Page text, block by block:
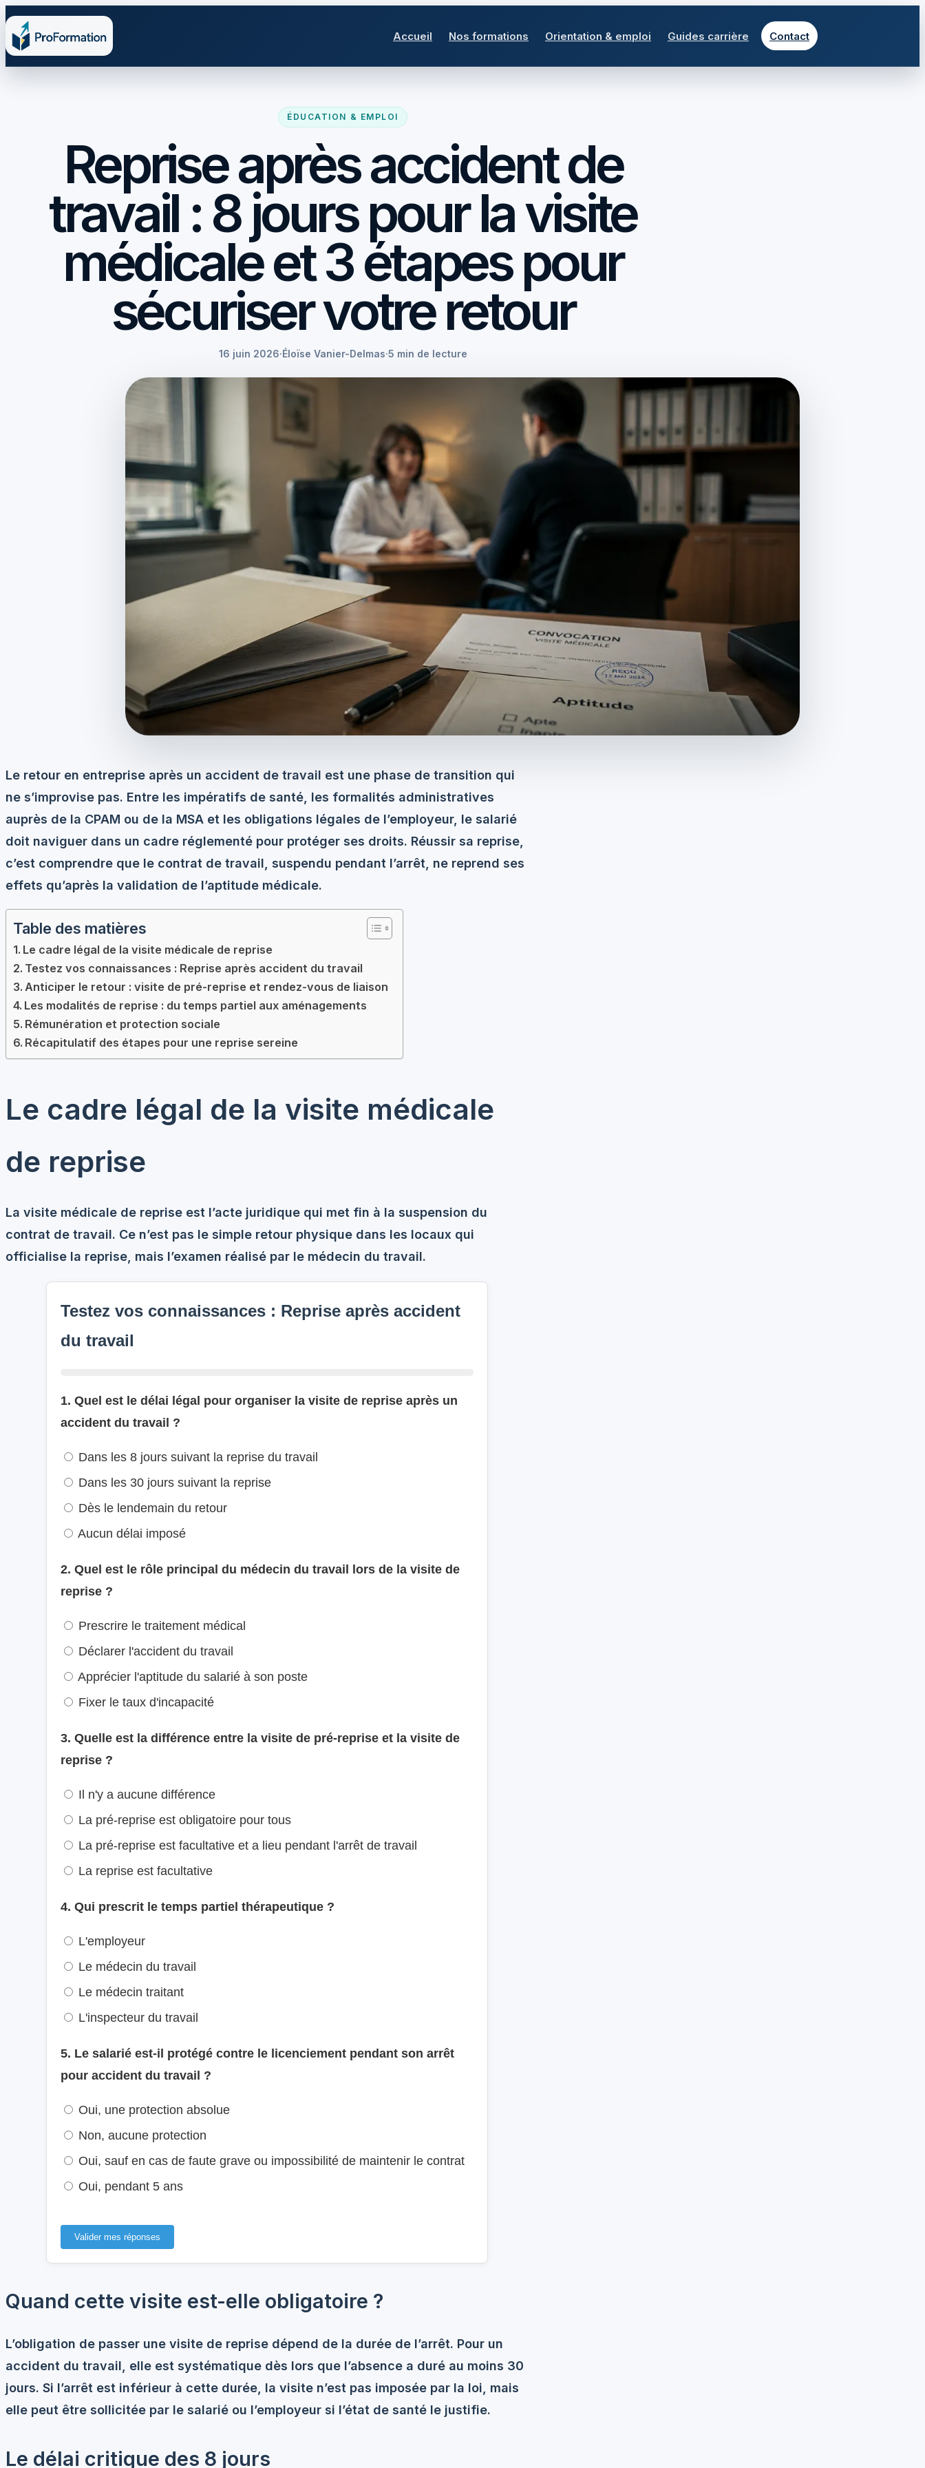
Accueil Nos formations Orientation & emploi Guides carrière Contact
ÉDUCATION & EMPLOI
Reprise après accident de
travail : 8 jours pour la visite
médicale et 3 étapes pour
sécuriser votre retour
16 juin 2026·Éloïse Vanier-Delmas·5 min de lecture
Le retour en entreprise après un accident de travail est une phase de transition qui
ne s’improvise pas. Entre les impératifs de santé, les formalités administratives
auprès de la CPAM ou de la MSA et les obligations légales de l’employeur, le salarié
doit naviguer dans un cadre réglementé pour protéger ses droits. Réussir sa reprise,
c’est comprendre que le contrat de travail, suspendu pendant l’arrêt, ne reprend ses
effets qu’après la validation de l’aptitude médicale.
Table des matières
Le cadre légal de la visite médicale de reprise
Testez vos connaissances : Reprise après accident du travail
Anticiper le retour : visite de pré-reprise et rendez-vous de liaison
Les modalités de reprise : du temps partiel aux aménagements
Rémunération et protection sociale
Récapitulatif des étapes pour une reprise sereine
Le cadre légal de la visite médicale
de reprise
La visite médicale de reprise est l’acte juridique qui met fin à la suspension du
contrat de travail. Ce n’est pas le simple retour physique dans les locaux qui
officialise la reprise, mais l’examen réalisé par le médecin du travail.
Testez vos connaissances : Reprise après accident
du travail
1. Quel est le délai légal pour organiser la visite de reprise après un
accident du travail ?
Dans les 8 jours suivant la reprise du travail
Dans les 30 jours suivant la reprise
Dès le lendemain du retour
Aucun délai imposé
2. Quel est le rôle principal du médecin du travail lors de la visite de
reprise ?
Prescrire le traitement médical
Déclarer l'accident du travail
Apprécier l'aptitude du salarié à son poste
Fixer le taux d'incapacité
3. Quelle est la différence entre la visite de pré-reprise et la visite de
reprise ?
Il n'y a aucune différence
La pré-reprise est obligatoire pour tous
La pré-reprise est facultative et a lieu pendant l'arrêt de travail
La reprise est facultative
4. Qui prescrit le temps partiel thérapeutique ?
L'employeur
Le médecin du travail
Le médecin traitant
L'inspecteur du travail
5. Le salarié est-il protégé contre le licenciement pendant son arrêt
pour accident du travail ?
Oui, une protection absolue
Non, aucune protection
Oui, sauf en cas de faute grave ou impossibilité de maintenir le contrat
Oui, pendant 5 ans
Valider mes réponses
Quand cette visite est-elle obligatoire ?
L’obligation de passer une visite de reprise dépend de la durée de l’arrêt. Pour un
accident du travail, elle est systématique dès lors que l’absence a duré au moins 30
jours. Si l’arrêt est inférieur à cette durée, la visite n’est pas imposée par la loi, mais
elle peut être sollicitée par le salarié ou l’employeur si l’état de santé le justifie.
Le délai critique des 8 jours